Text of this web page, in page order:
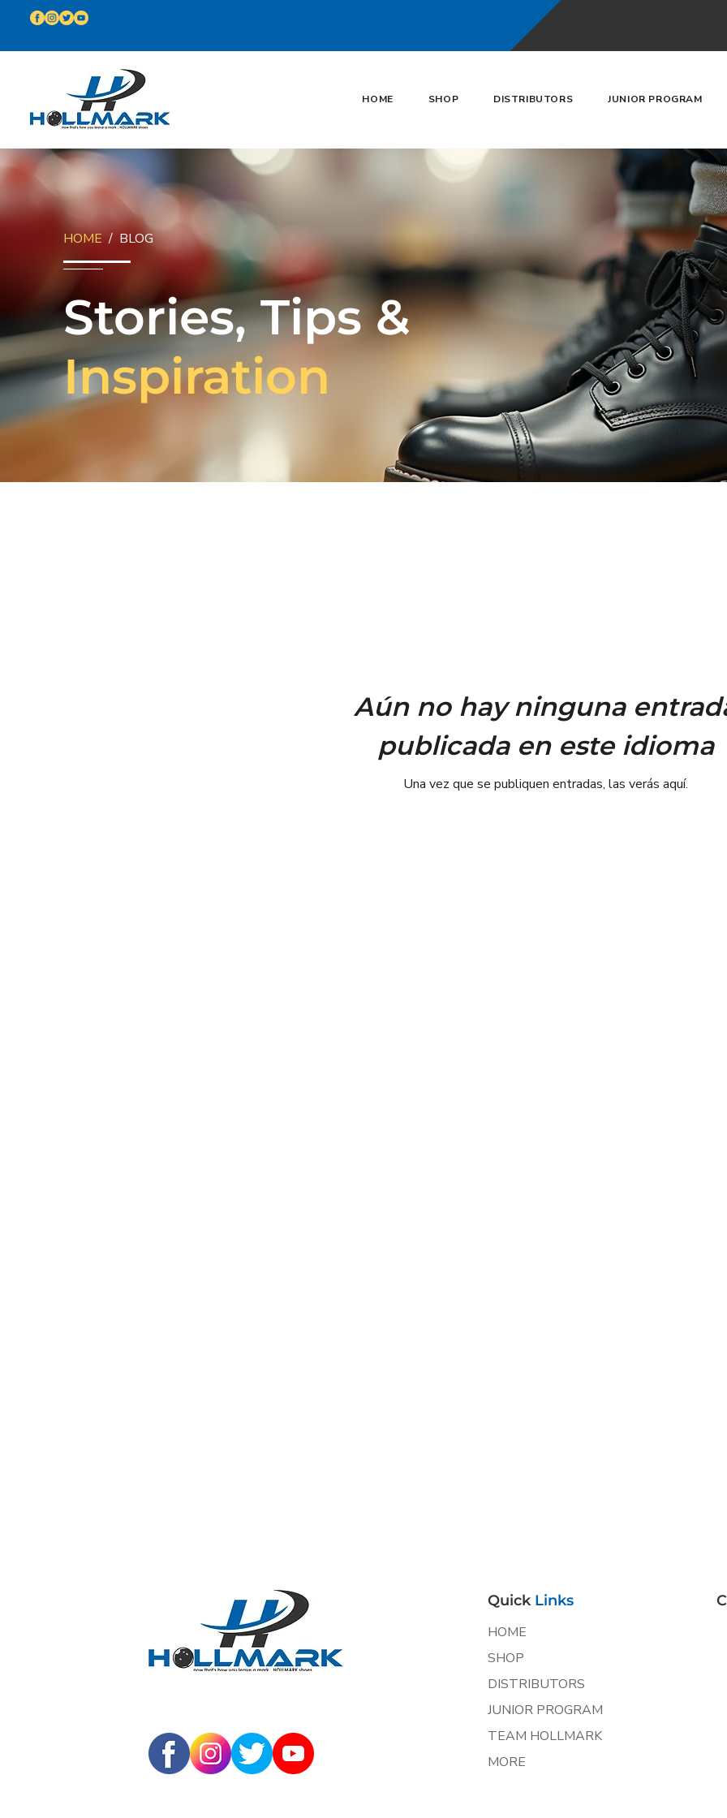
HOME SHOP DISTRIBUTORS JUNIOR PROGRAM
Stories, Tips &
Inspiration
HOME/ BLOG
Aún no hay ninguna
publicada en este idioma
Una vez que se publiquen entradas, las verás aquí.
Quick Links
HOME
SHOP
DISTRIBUTORS
JUNIOR PROGRAM
TEAM HOLLMARK
MORE